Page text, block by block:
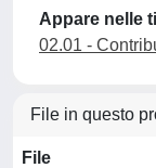
Appare nelle
02.01 -
File in questo
File